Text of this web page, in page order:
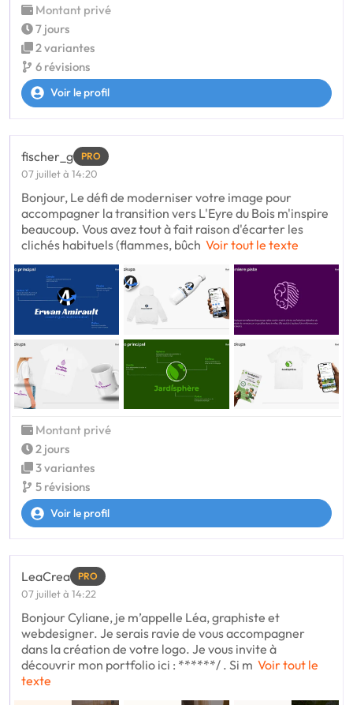
Montant privé
7 jours
2 variantes
6 révisions
Voir le profil
fischer_g PRO
07 juillet à 14:20
Bonjour, Le défi de moderniser votre image pour
accompagner la transition vers L'Eyre du Bois m'inspire
beaucoup. Vous avez tout à fait raison d'écarter les
clichés habituels (flammes, bûch Voir tout le texte
Montant privé
2 jours
3 variantes
5 révisions
Voir le profil
LeaCrea PRO
07 juillet à 14:22
Bonjour Cyliane, je m’appelle Léa, graphiste et
webdesigner. Je serais ravie de vous accompagner
dans la création de votre logo. Je vous invite à
découvrir mon portfolio ici : ******/ . Si m Voir tout le
texte